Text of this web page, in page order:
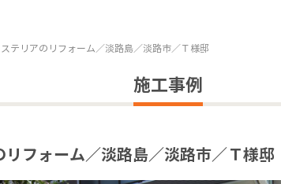
テリアのリフォーム／淡路島／淡路市／Ｔ様邸
施工事例
リフォーム／淡路島／淡路市／Ｔ様邸